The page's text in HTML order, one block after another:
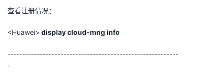
查看注册情况：
<Huawei> display cloud-mng info
----------------------------------------------------------
-